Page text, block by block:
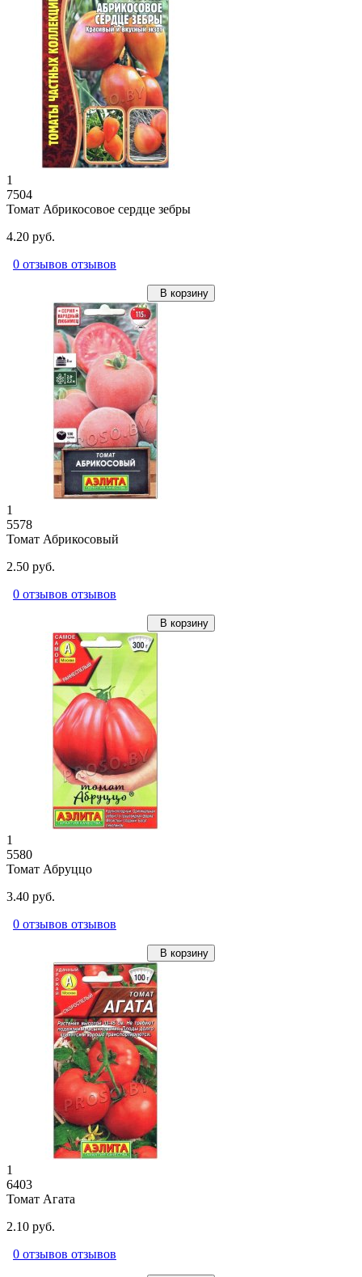
1
7504
Томат Абрикосовое сердце зебры
4.20 руб.
0 отзывов отзывов
В корзину
1
5578
Томат Абрикосовый
2.50 руб.
0 отзывов отзывов
В корзину
1
5580
Томат Абруццо
3.40 руб.
0 отзывов отзывов
В корзину
1
6403
Томат Агата
2.10 руб.
0 отзывов отзывов